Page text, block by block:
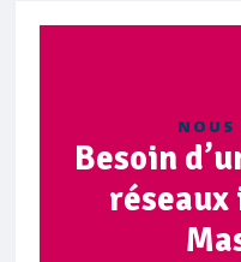
NOUS
Besoin